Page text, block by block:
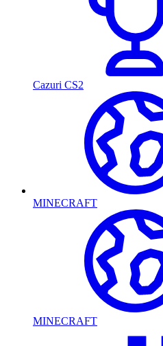
Cazuri CS2
MINECRAFT
MINECRAFT